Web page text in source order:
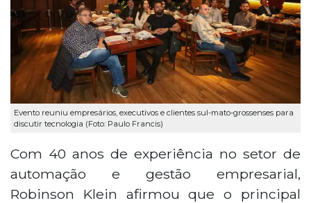
Evento reuniu empresários, executivos e clientes sul-mato-grossenses para
discutir tecnologia (Foto: Paulo Francis)
Com 40 anos de experiência no setor de
automação e gestão empresarial,
Robinson Klein afirmou que o principal